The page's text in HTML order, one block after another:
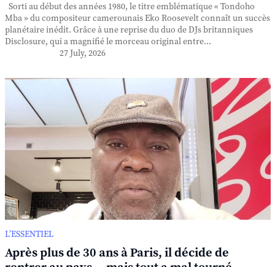
Sorti au début des années 1980, le titre emblématique « Tondoho
Mba » du compositeur camerounais Eko Roosevelt connaît un succès
planétaire inédit. Grâce à une reprise du duo de DJs britanniques
Disclosure, qui a magnifié le morceau original entre...
27 July, 2026
L’ESSENTIEL
Après plus de 30 ans à Paris, il décide de